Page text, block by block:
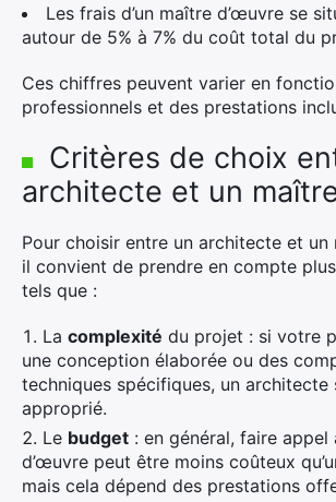
Les frais d’un maître d’œuvre se
autour de 5% à 7% du coût total du
Ces chiffres peuvent varier en
professionnels et des prestations
Critères de choix
architecte et un
Pour choisir entre un architecte et un
il convient de prendre en compte
tels que :
La complexité du projet : si votre
une conception élaborée ou des
techniques spécifiques, un architecte
approprié.
Le budget : en général, faire appel
d’œuvre peut être moins coûteux
mais cela dépend des prestations